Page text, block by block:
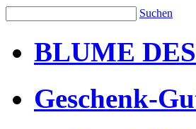
Suchen
BLUME
Geschenk-